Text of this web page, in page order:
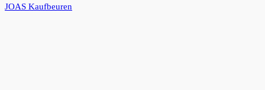
JOAS Kaufbeuren